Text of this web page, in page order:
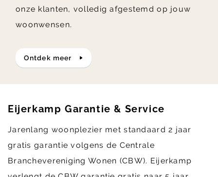
onze klanten, volledig afgestemd op jouw
woonwensen.
ontdek meer
Eijerkamp Garantie & Service
Jarenlang woonplezier met standaard 2 jaar
gratis garantie volgens de Centrale
Branchevereniging Wonen (CBW). Eijerkamp